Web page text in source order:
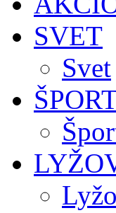
SVET
Svet